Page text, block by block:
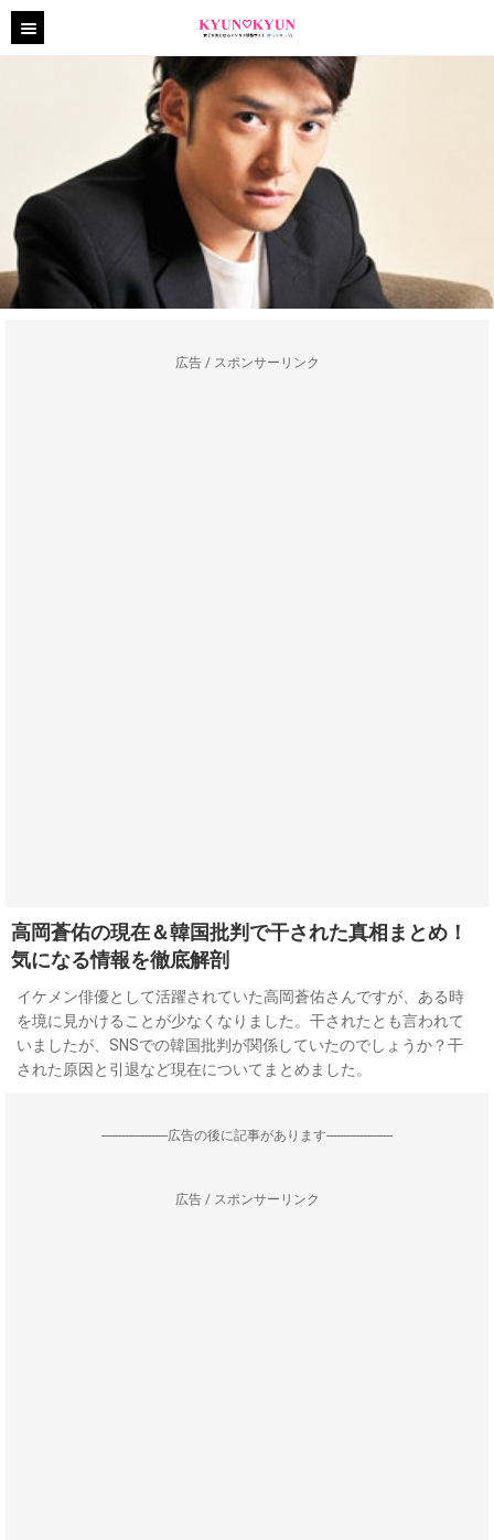
広告 / スポンサーリンク
高岡蒼佑の現在＆韓国批判で干された真相まとめ！
気になる情報を徹底解剖
イケメン俳優として活躍されていた高岡蒼佑さんですが、ある時
を境に見かけることが少なくなりました。干されたとも言われて
いましたが、SNSでの韓国批判が関係していたのでしょうか？干
された原因と引退など現在についてまとめました。
--------------------広告の後に記事があります--------------------
広告 / スポンサーリンク